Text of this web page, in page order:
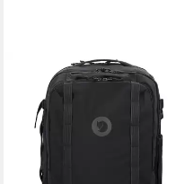
FJÄLLRÄVEN
Laptoprucksack Färden,
Polyamid
229,95 €
leider ausverkauft